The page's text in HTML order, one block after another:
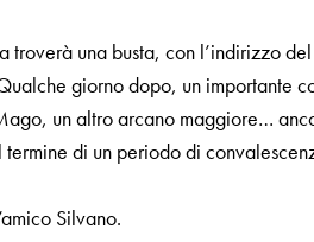
una busta, con l’indirizzo
giorno dopo, un importante
un altro arcano maggiore…
di un periodo di
Silvano.